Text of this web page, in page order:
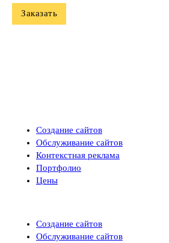
Заказать
Создание сайтов
Обслуживание сайтов
Контекстная реклама
Портфолио
Цены
Создание сайтов
Обслуживание сайтов